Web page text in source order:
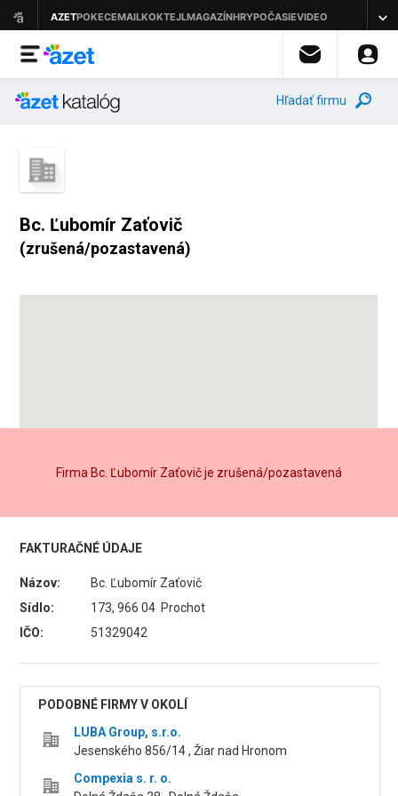
Hľadať firmu
Bc. Ľubomír Zaťovič
(zrušená/pozastavená)
Firma Bc. Ľubomír Zaťovič je zrušená/pozastavená
FAKTURAČNÉ ÚDAJE
Názov:
Bc. Ľubomír Zaťovič
Sídlo:
173, 966 04 Prochot
IČO:
51329042
PODOBNÉ FIRMY V OKOLÍ
LUBA Group, s.r.o.
Jesenského 856/14 , Žiar nad Hronom
Compexia s. r. o.